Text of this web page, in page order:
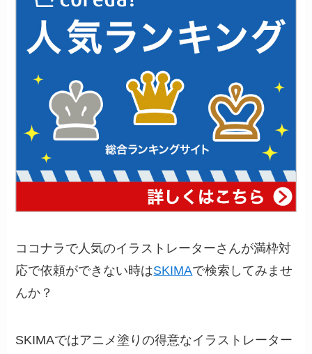
ココナラで人気のイラストレーターさんが満枠対
応で依頼ができない時はSKIMAで検索してみませ
んか？
SKIMAではアニメ塗りの得意なイラストレーター